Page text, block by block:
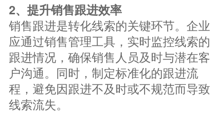
2、提升销售跟进效率
销售跟进是转化线索的关键环节。企业
应通过销售管理工具，实时监控线索的
跟进情况，确保销售人员及时与潜在客
户沟通。同时，制定标准化的跟进流
程，避免因跟进不及时或不规范而导致
线索流失。